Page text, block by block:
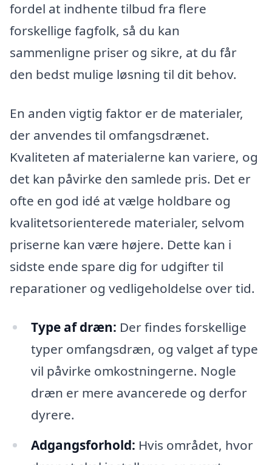
fordel at indhente tilbud fra flere
forskellige fagfolk, så du kan
sammenligne priser og sikre, at du får
den bedst mulige løsning til dit behov.
En anden vigtig faktor er de materialer,
der anvendes til omfangsdrænet.
Kvaliteten af materialerne kan variere, og
det kan påvirke den samlede pris. Det er
ofte en god idé at vælge holdbare og
kvalitetsorienterede materialer, selvom
priserne kan være højere. Dette kan i
sidste ende spare dig for udgifter til
reparationer og vedligeholdelse over tid.
Type af dræn: Der findes forskellige
typer omfangsdræn, og valget af type
vil påvirke omkostningerne. Nogle
dræn er mere avancerede og derfor
dyrere.
Adgangsforhold: Hvis området, hvor